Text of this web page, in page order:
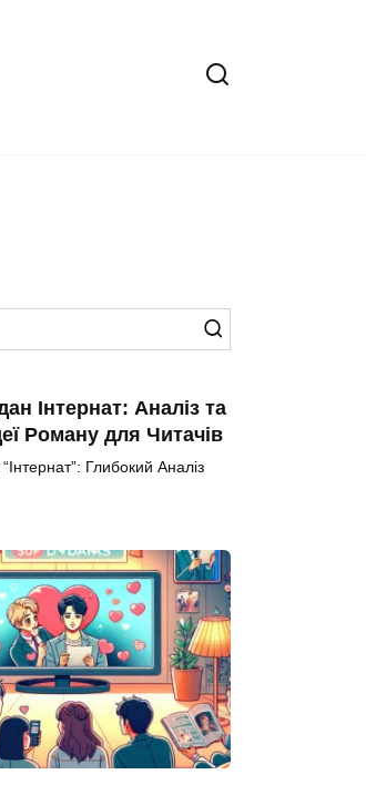
Інтернат: Аналіз та
Роману для Читачів
Глибокий Аналіз